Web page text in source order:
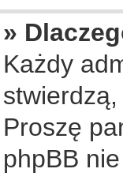
»
Każdy
Proszę
phpBB